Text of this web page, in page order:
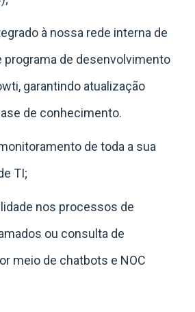
à nossa rede interna de
programa de desenvolvimento
garantindo atualização
de conhecimento.
de toda a sua
TI;
nos processos de
ou consulta de
meio de chatbots e NOC